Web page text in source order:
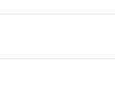
則第2條第5款之